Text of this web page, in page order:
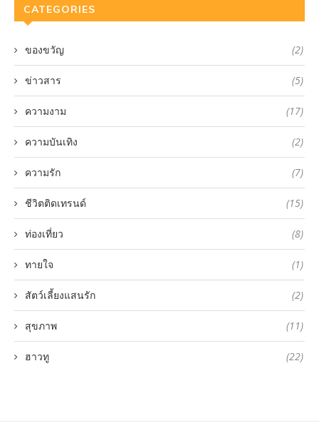
CATEGORIES
ของขวัญ (2)
ข่าวสาร (5)
ความงาม (17)
ความบันเทิง (2)
ความรัก (7)
ชีวิตติดเทรนด์ (15)
ท่องเที่ยว (8)
ทายใจ (1)
สัตว์เลี้ยงแสนรัก (2)
สุขภาพ (11)
ฮาวทู (22)